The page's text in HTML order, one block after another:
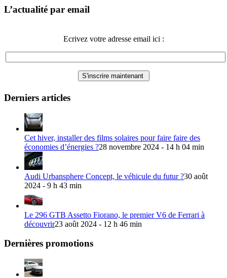
L’actualité par email
Ecrivez votre adresse email ici :
Derniers articles
Cet hiver, installer des films solaires pour faire faire des
économies d’énergies ?28 novembre 2024 - 14 h 04 min
Audi Urbansphere Concept, le véhicule du futur ?30 août
2024 - 9 h 43 min
Le 296 GTB Assetto Fiorano, le premier V6 de Ferrari à
découvrir23 août 2024 - 12 h 46 min
Dernières promotions